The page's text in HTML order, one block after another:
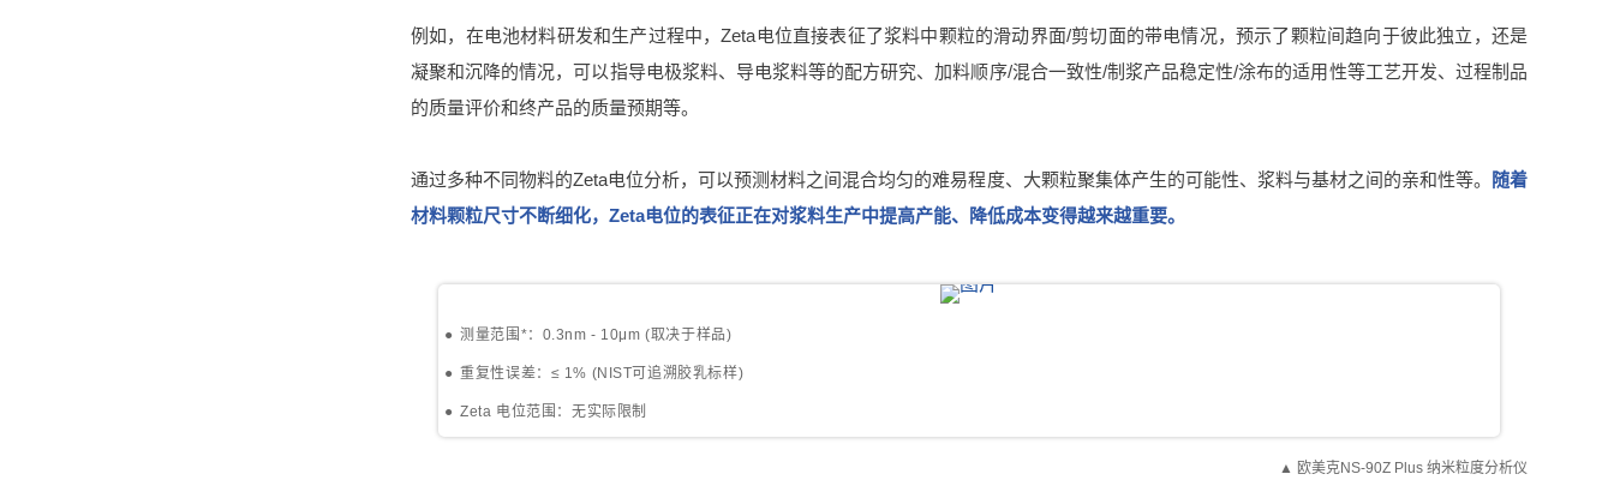
例如，在电池材料研发和生产过程中，Zeta电位直接表征了浆料中颗粒的滑动界面/剪切面的带电情况，预示了颗粒间趋向于彼此独立，还是
凝聚和沉降的情况，可以指导电极浆料、导电浆料等的配方研究、加料顺序/混合一致性/制浆产品稳定性/涂布的适用性等工艺开发、过程制品
的质量评价和终产品的质量预期等。
通过多种不同物料的Zeta电位分析，可以预测材料之间混合均匀的难易程度、大颗粒聚集体产生的可能性、浆料与基材之间的亲和性等。
随着
材料颗粒尺寸不断细化，Zeta电位的表征正在对浆料生产中提高产能、降低成本变得越来越重要。
●测量范围*：0.3nm - 10μm (取决于样品)
●重复性误差：≤ 1% (NIST可追溯胶乳标样)
●Zeta 电位范围：无实际限制
▲ 欧美克NS-90Z Plus 纳米粒度分析仪